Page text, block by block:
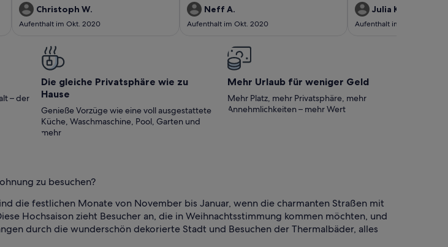
angenehmen Aufenthalt benötigt und wir
haben zu keinem Zeitpunkt etwas vermisst.
Wir würden jederzeit wiederkommen.
Christoph W.
Aufenthalt im Okt. 2020
Neff A.
Aufenthalt im Okt. 2020
hat uns sogar für unser
Babyreisebett zur
allem empfehlenswert.
Julia K.
Aufenthalt im Okt. 2021
– der
Die gleiche Privatsphäre wie zu
Hause
Genieße Vorzüge wie eine voll ausgestattete
Küche, Waschmaschine, Pool, Garten und
mehr
Mehr Urlaub für weniger Geld
Mehr Platz, mehr Privatsphäre, mehr
Annehmlichkeiten – mehr Wert
zu besuchen?
die festlichen Monate von November bis Januar, wenn die charmanten Straßen mit
Hochsaison zieht Besucher an, die in Weihnachtsstimmung kommen möchten, und
durch die wunderschön dekorierte Stadt und Besuchen der Thermalbäder, alles